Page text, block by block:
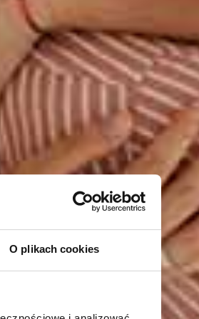
O plikach cookies